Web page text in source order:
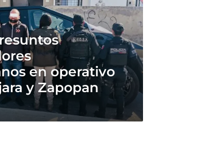
en operativo
y Zapopan